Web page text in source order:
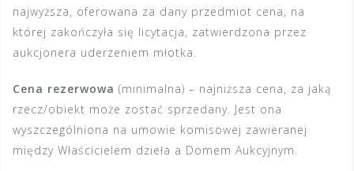
najwyższa, oferowana za dany przedmiot cena, na
której zakończyła się licytacja, zatwierdzona przez
aukcjonera uderzeniem młotka.
Cena rezerwowa (minimalna) – najniższa cena, za jaką
rzecz/obiekt może zostać sprzedany. Jest ona
wyszczególniona na umowie komisowej zawieranej
między Właścicielem dzieła a Domem Aukcyjnym.